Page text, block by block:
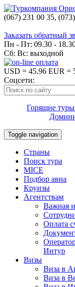
(067) 231 00 35,
Заказать обратный
Пн - Пт: 09.30 -
Сб: Вс: выходной
USD = 45.96 EUR =
Соцсети:
Горящие
Toggle navigation
Страны
Поиск тура
MICE
Подбор авиа
Круизы
Агентствам
Важная
Оплата
Интур
Визы
Виза в
Виза в